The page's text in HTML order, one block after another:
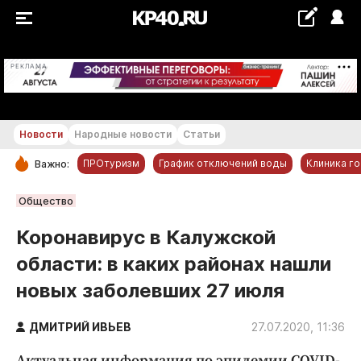
РЕКЛАМА +19...+20 °С
РУБРИКИ
Новости компаний
Статьи
Народные новости
Авто и транспорт
Новости Народные новости Статьи
Важно: ПРОтуризм График отключений воды Клиника
Общество
Коронавирус в Калужской
области: в каких районах нашли
новых заболевших 27 июля
ДМИТРИЙ ИВЬЕВ 27.07.2020, 11:36